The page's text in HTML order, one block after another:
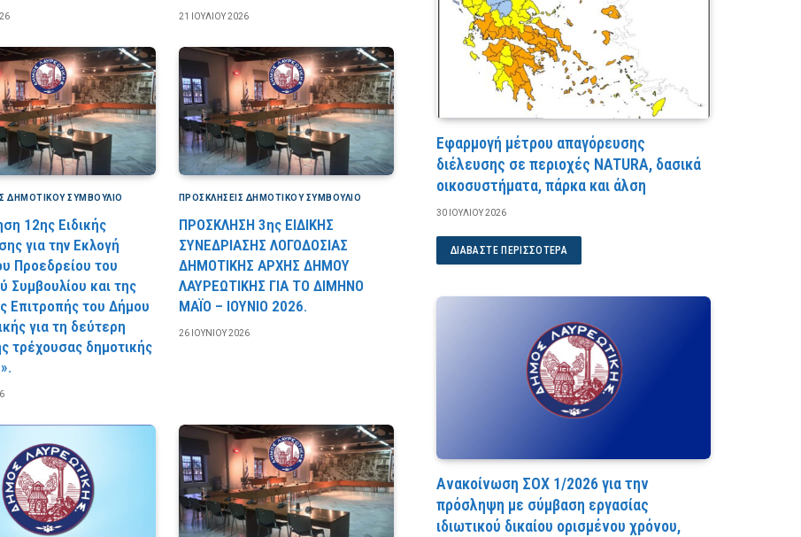
21 ΙΟΥΛΊΟΥ 2026
ΔΗΜΟΤΙΚΟΎ ΣΥΜΒΟΎΛΙΟ
12ης Ειδικής
για την Εκλογή
Προεδρείου του
Συμβουλίου και της
Επιτροπής του Δήμου
για τη δεύτερη
τρέχουσας δημοτικής
ΠΡΟΣΚΛΉΣΕΙΣ ΔΗΜΟΤΙΚΟΎ ΣΥΜΒΟΎΛΙΟ
ΠΡΟΣΚΛΗΣΗ 3ης ΕΙΔΙΚΗΣ
ΣΥΝΕΔΡΙΑΣΗΣ ΛΟΓΟΔΟΣΙΑΣ
ΔΗΜΟΤΙΚΗΣ ΑΡΧΗΣ ΔΗΜΟΥ
ΛΑΥΡΕΩΤΙΚΗΣ ΓΙΑ ΤΟ ΔΙΜΗΝΟ
ΜΑΪΟ – ΙΟΥΝΙΟ 2026.
26 ΙΟΥΝΊΟΥ 2026
Εφαρμογή μέτρου απαγόρευσης
διέλευσης σε περιοχές NATURA, δασικά
οικοσυστήματα, πάρκα και άλση
30 ΙΟΥΛΊΟΥ 2026
ΔΙΑΒΆΣΤΕ ΠΕΡΙΣΣΌΤΕΡΑ
Ανακοίνωση ΣΟΧ 1/2026 για την
πρόσληψη με σύμβαση εργασίας
ιδιωτικού δικαίου ορισμένου χρόνου,